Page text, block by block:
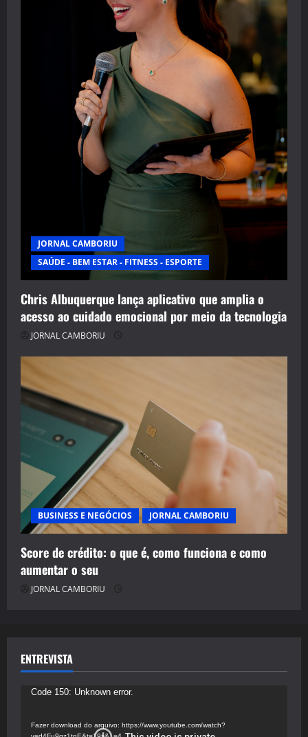
JORNAL CAMBORIU
SAÚDE - BEM ESTAR - FITNESS - ESPORTE
Chris Albuquerque lança aplicativo que amplia o
acesso ao cuidado emocional por meio da tecnologia
JORNAL CAMBORIU
BUSINESS E NEGÓCIOS JORNAL CAMBORIU
Score de crédito: o que é, como funciona e como
aumentar o seu
JORNAL CAMBORIU
ENTREVISTA
Tocador
vídeo
Code 150: Unknown error.
Fazer download do arquivo: https://www.youtube.com/watch?